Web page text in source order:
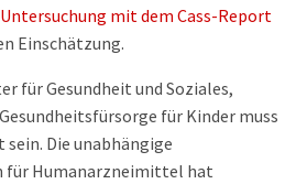
mit dem Cass-Report
Einschätzung.
für Gesundheit und Soziales,
für Kinder muss
Die unabhängige
für Humanarzneimittel hat